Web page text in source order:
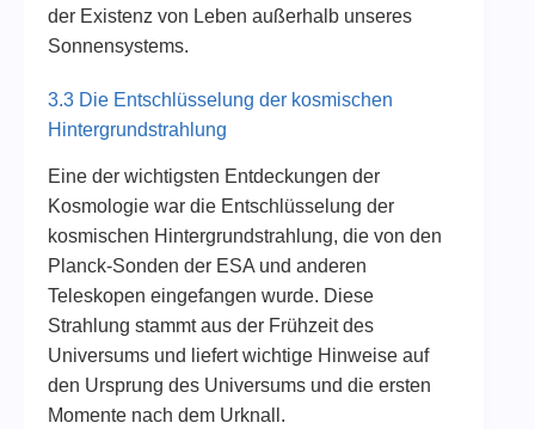
der Existenz von Leben außerhalb unseres
Sonnensystems.
3.3 Die Entschlüsselung der kosmischen
Hintergrundstrahlung
Eine der wichtigsten Entdeckungen der
Kosmologie war die Entschlüsselung der
kosmischen Hintergrundstrahlung, die von den
Planck-Sonden der ESA und anderen
Teleskopen eingefangen wurde. Diese
Strahlung stammt aus der Frühzeit des
Universums und liefert wichtige Hinweise auf
den Ursprung des Universums und die ersten
Momente nach dem Urknall.